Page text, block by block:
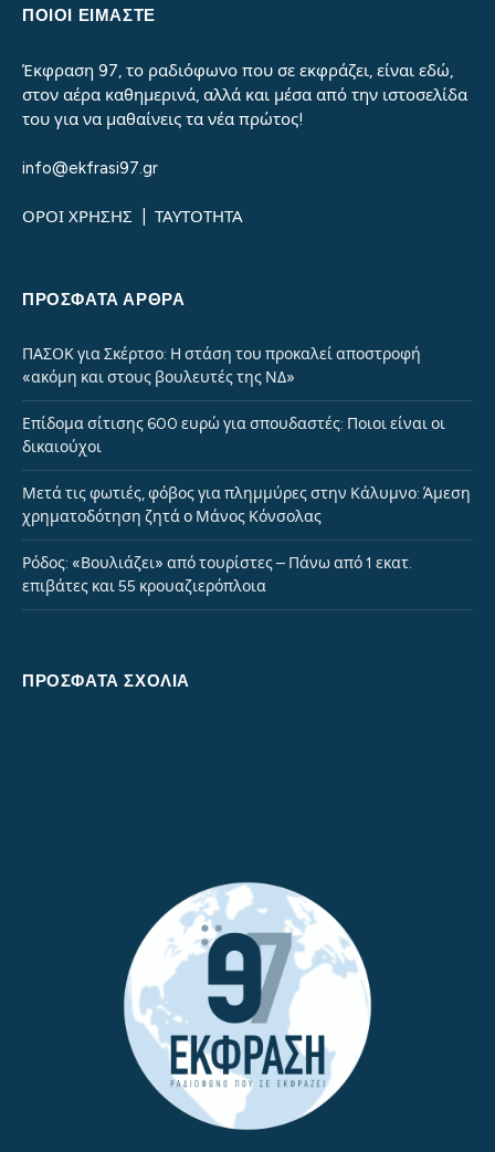
ΠΟΙΟΙ ΕΙΜΑΣΤΕ
Έκφραση 97, το ραδιόφωνο που σε εκφράζει, είναι εδώ,
στον αέρα καθημερινά, αλλά και μέσα από την ιστοσελίδα
του για να μαθαίνεις τα νέα πρώτος!
info@ekfrasi97.gr
ΟΡΟΙ ΧΡΗΣΗΣ ΤΑΥΤΟΤΗΤΑ
ΠΡΌΣΦΑΤΑ ΆΡΘΡΑ
ΠΑΣΟΚ για Σκέρτσο: Η στάση του προκαλεί αποστροφή
«ακόμη και στους βουλευτές της ΝΔ»
Επίδομα σίτισης 600 ευρώ για σπουδαστές: Ποιοι είναι οι
δικαιούχοι
Μετά τις φωτιές, φόβος για πλημμύρες στην Κάλυμνο: Άμεση
χρηματοδότηση ζητά ο Μάνος Κόνσολας
Ρόδος: «Βουλιάζει» από τουρίστες – Πάνω από 1 εκατ.
επιβάτες και 55 κρουαζιερόπλοια
ΠΡΌΣΦΑΤΑ ΣΧΌΛΙΑ